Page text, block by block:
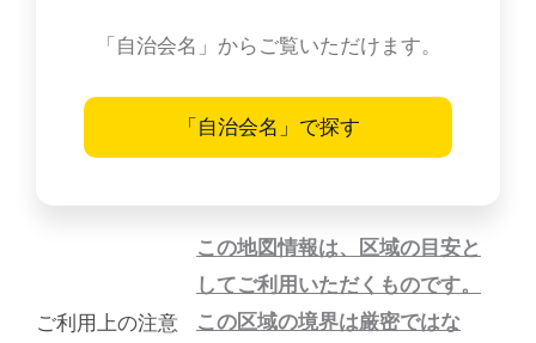
「自治会名」からご覧いただけます。
「自治会名」で探す
ご利用上の注意
この地図情報は、区域の目安と
してご利用いただくものです。
この区域の境界は厳密ではな